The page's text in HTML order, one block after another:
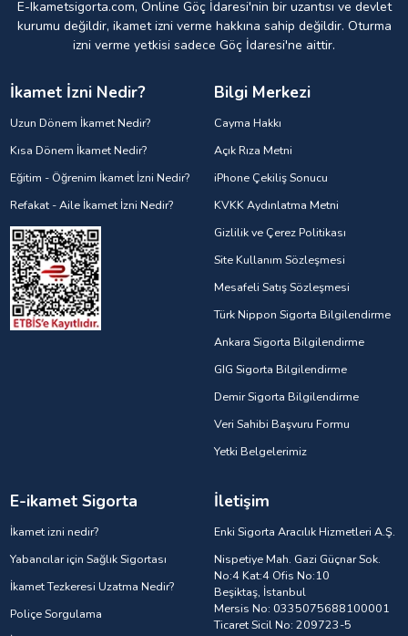
E-Ikametsigorta.com, Online Göç İdaresi'nin bir uzantısı ve devlet
kurumu değildir, ikamet izni verme hakkına sahip değildir. Oturma
izni verme yetkisi sadece Göç İdaresi'ne aittir.
İkamet İzni Nedir?
Uzun Dönem İkamet Nedir?
Kısa Dönem İkamet Nedir?
Eğitim - Öğrenim İkamet İzni Nedir?
Refakat - Aile İkamet İzni Nedir?
Bilgi Merkezi
Cayma Hakkı
Açık Rıza Metni
iPhone Çekiliş Sonucu
KVKK Aydınlatma Metni
Gizlilik ve Çerez Politikası
Site Kullanım Sözleşmesi
Mesafeli Satış Sözleşmesi
Türk Nippon Sigorta Bilgilendirme
Ankara Sigorta Bilgilendirme
GIG Sigorta Bilgilendirme
Demir Sigorta Bilgilendirme
Veri Sahibi Başvuru Formu
Yetki Belgelerimiz
E-ikamet Sigorta
İkamet izni nedir?
Yabancılar için Sağlık Sigortası
İkamet Tezkeresi Uzatma Nedir?
Poliçe Sorgulama
İletişim
Enki Sigorta Aracılık Hizmetleri A.Ş.
Nispetiye Mah. Gazi Güçnar Sok.
No:4 Kat:4 Ofis No:10
Beşiktaş, İstanbul
Mersis No: 0335075688100001
Ticaret Sicil No: 209723-5